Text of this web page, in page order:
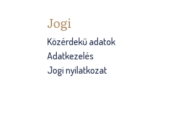
Jogi
Közérdekű adatok
Adatkezelés
Jogi nyilatkozat